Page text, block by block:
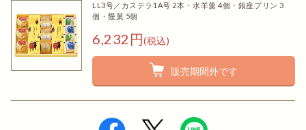
LL3号／カステラ1A号 2本・水羊羹 4個・銀座プリン 3
個・饅菓 5個
6,232円(税込)
販売期間外です